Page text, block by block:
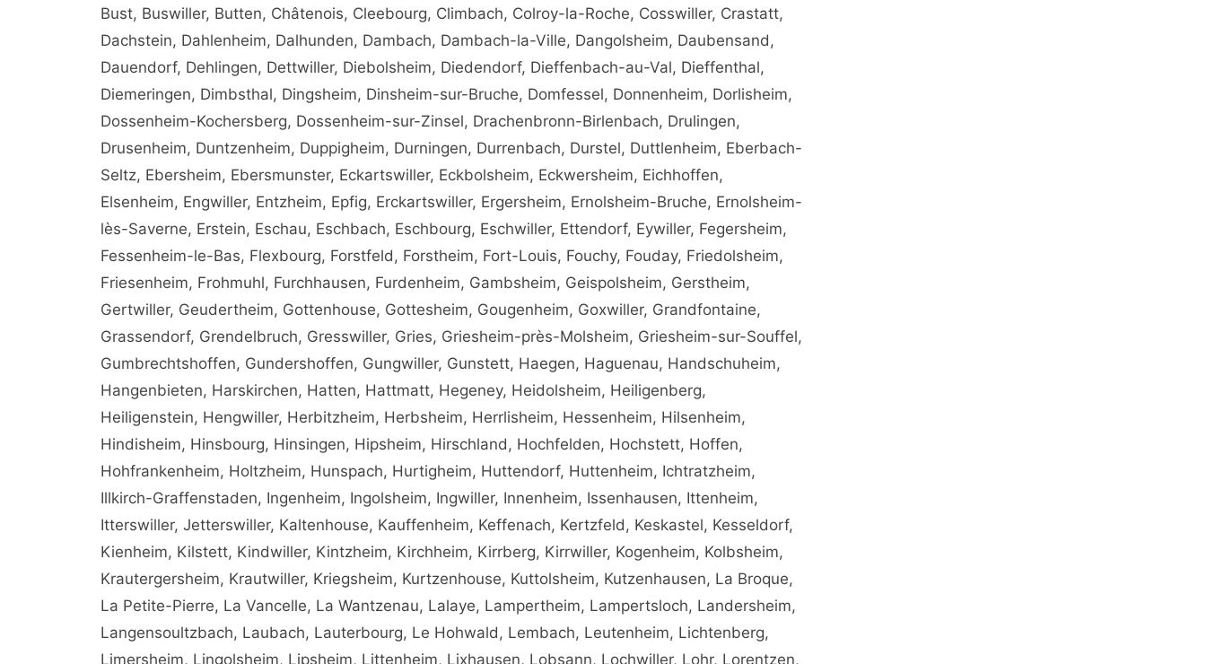
Bust, Buswiller, Butten, Châtenois, Cleebourg, Climbach, Colroy-la-Roche, Cosswiller, Crastatt,
Dachstein, Dahlenheim, Dalhunden, Dambach, Dambach-la-Ville, Dangolsheim, Daubensand,
Dauendorf, Dehlingen, Dettwiller, Diebolsheim, Diedendorf, Dieffenbach-au-Val, Dieffenthal,
Diemeringen, Dimbsthal, Dingsheim, Dinsheim-sur-Bruche, Domfessel, Donnenheim, Dorlisheim,
Dossenheim-Kochersberg, Dossenheim-sur-Zinsel, Drachenbronn-Birlenbach, Drulingen,
Drusenheim, Duntzenheim, Duppigheim, Durningen, Durrenbach, Durstel, Duttlenheim, Eberbach-
Seltz, Ebersheim, Ebersmunster, Eckartswiller, Eckbolsheim, Eckwersheim, Eichhoffen,
Elsenheim, Engwiller, Entzheim, Epfig, Erckartswiller, Ergersheim, Ernolsheim-Bruche, Ernolsheim-
lès-Saverne, Erstein, Eschau, Eschbach, Eschbourg, Eschwiller, Ettendorf, Eywiller, Fegersheim,
Fessenheim-le-Bas, Flexbourg, Forstfeld, Forstheim, Fort-Louis, Fouchy, Fouday, Friedolsheim,
Friesenheim, Frohmuhl, Furchhausen, Furdenheim, Gambsheim, Geispolsheim, Gerstheim,
Gertwiller, Geudertheim, Gottenhouse, Gottesheim, Gougenheim, Goxwiller, Grandfontaine,
Grassendorf, Grendelbruch, Gresswiller, Gries, Griesheim-près-Molsheim, Griesheim-sur-Souffel,
Gumbrechtshoffen, Gundershoffen, Gungwiller, Gunstett, Haegen, Haguenau, Handschuheim,
Hangenbieten, Harskirchen, Hatten, Hattmatt, Hegeney, Heidolsheim, Heiligenberg,
Heiligenstein, Hengwiller, Herbitzheim, Herbsheim, Herrlisheim, Hessenheim, Hilsenheim,
Hindisheim, Hinsbourg, Hinsingen, Hipsheim, Hirschland, Hochfelden, Hochstett, Hoffen,
Hohfrankenheim, Holtzheim, Hunspach, Hurtigheim, Huttendorf, Huttenheim, Ichtratzheim,
Illkirch-Graffenstaden, Ingenheim, Ingolsheim, Ingwiller, Innenheim, Issenhausen, Ittenheim,
Itterswiller, Jetterswiller, Kaltenhouse, Kauffenheim, Keffenach, Kertzfeld, Keskastel, Kesseldorf,
Kienheim, Kilstett, Kindwiller, Kintzheim, Kirchheim, Kirrberg, Kirrwiller, Kogenheim, Kolbsheim,
Krautergersheim, Krautwiller, Kriegsheim, Kurtzenhouse, Kuttolsheim, Kutzenhausen, La Broque,
La Petite-Pierre, La Vancelle, La Wantzenau, Lalaye, Lampertheim, Lampertsloch, Landersheim,
Langensoultzbach, Laubach, Lauterbourg, Le Hohwald, Lembach, Leutenheim, Lichtenberg,
Limersheim, Lingolsheim, Lipsheim, Littenheim, Lixhausen, Lobsann, Lochwiller, Lohr, Lorentzen,